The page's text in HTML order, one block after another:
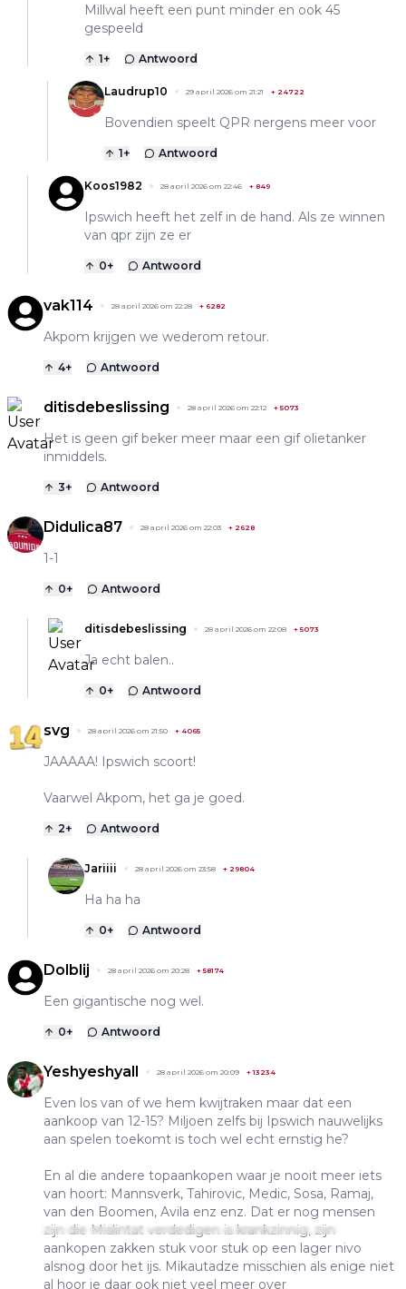
Millwal heeft een punt minder en ook 45
gespeeld
1+ Antwoord
Laudrup10 29 april 2026 om 21:21 + 24722
Bovendien speelt QPR nergens meer voor
1+ Antwoord
Koos1982 28 april 2026 om 22:46 + 849
Ipswich heeft het zelf in de hand. Als ze winnen
van qpr zijn ze er
0+ Antwoord
vak114 28 april 2026 om 22:28 + 6282
Akpom krijgen we wederom retour.
4+ Antwoord
ditisdebeslissing 28 april 2026 om 22:12 + 5073
Het is geen gif beker meer maar een gif olietanker
inmiddels.
3+ Antwoord
Didulica87 28 april 2026 om 22:03 + 2628
1-1
0+ Antwoord
ditisdebeslissing 28 april 2026 om 22:08 + 5073
Ja echt balen..
0+ Antwoord
svg 28 april 2026 om 21:50 + 4065
JAAAAA! Ipswich scoort!
Vaarwel Akpom, het ga je goed.
2+ Antwoord
Jariiii 28 april 2026 om 23:58 + 29804
Ha ha ha
0+ Antwoord
Dolblij 28 april 2026 om 20:28 + 58174
Een gigantische nog wel.
0+ Antwoord
Yeshyeshyall 28 april 2026 om 20:09 +13234
Even los van of we hem kwijtraken maar dat een
aankoop van 12-15? Miljoen zelfs bij Ipswich nauwelijks
aan spelen toekomt is toch wel echt ernstig he?
En al die andere topaankopen waar je nooit meer iets
van hoort: Mannsverk, Tahirovic, Medic, Sosa, Ramaj,
van den Boomen, Avila enz enz. Dat er nog mensen
zijn die Mislintat verdedigen is krankzinnig, zijn
aankopen zakken stuk voor stuk op een lager nivo
alsnog door het ijs. Mikautadze misschien als enige niet
al hoor je daar ook niet veel meer over